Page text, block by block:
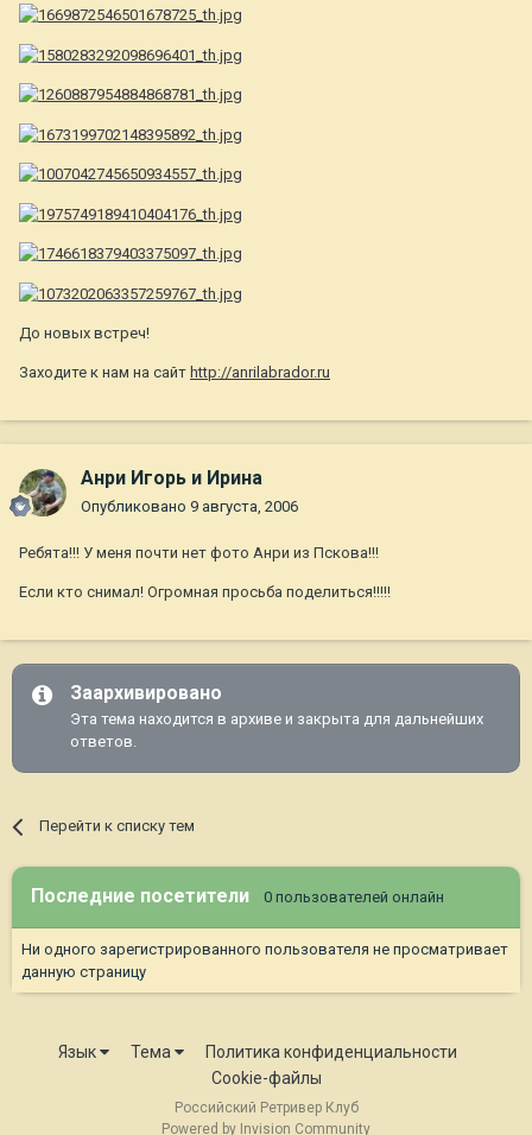
До новых встреч!
Заходите к нам на сайт http://anrilabrador.ru
Анри Игорь и Ирина
Опубликовано 9 августа, 2006
Ребята!!! У меня почти нет фото Анри из Пскова!!!
Если кто снимал! Огромная просьба поделиться!!!!!
Заархивировано
Эта тема находится в архиве и закрыта для дальнейших
ответов.
Перейти к списку тем
Последние посетители 0 пользователей онлайн
Ни одного зарегистрированного пользователя не просматривает
данную страницу
Язык Тема
Политика конфиденциальности
Cookie-файлы
Российский Ретривер Клуб
Powered by Invision Community